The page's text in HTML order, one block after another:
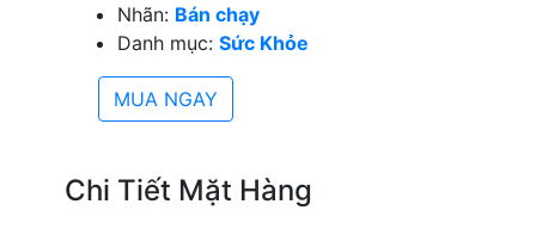
Nhãn: Bán chạy
Danh mục: Sức Khỏe
MUA NGAY
Chi Tiết Mặt Hàng